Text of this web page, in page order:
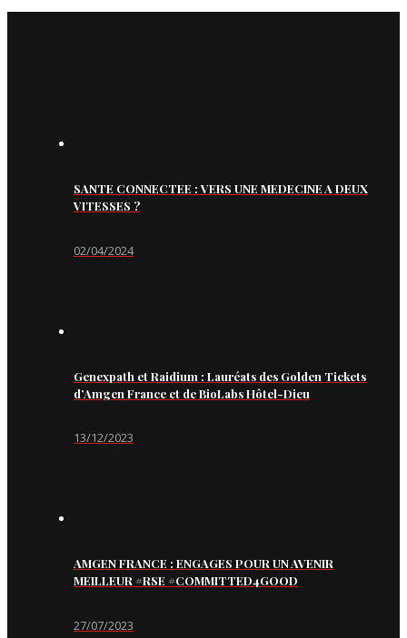
SANTE CONNECTEE : VERS UNE MEDECINE A DEUX
VITESSES ?
02/04/2024
Genexpath et Raidium : Lauréats des Golden Tickets
d’Amgen France et de BioLabs Hôtel-Dieu
13/12/2023
AMGEN FRANCE : ENGAGES POUR UN AVENIR
MEILLEUR #RSE #COMMITTED4GOOD
27/07/2023